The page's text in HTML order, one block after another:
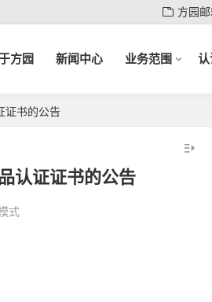
方园
方园 新闻中心 业务范围 认
证书的公告
认证证书的公告
式